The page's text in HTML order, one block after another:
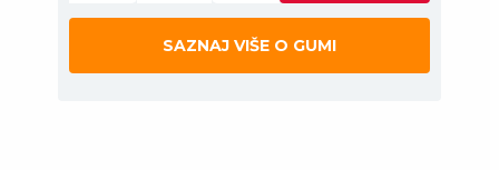
SAZNAJ VIŠE O GUMI